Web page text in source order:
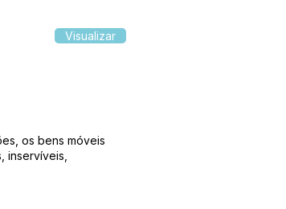
Visualizar
os bens móveis
inservíveis,